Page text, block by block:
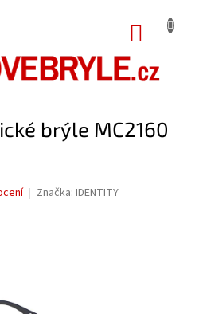
brýle MC2160
Značka: IDENTITY